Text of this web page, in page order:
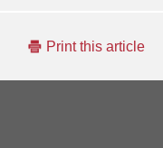
Print this article